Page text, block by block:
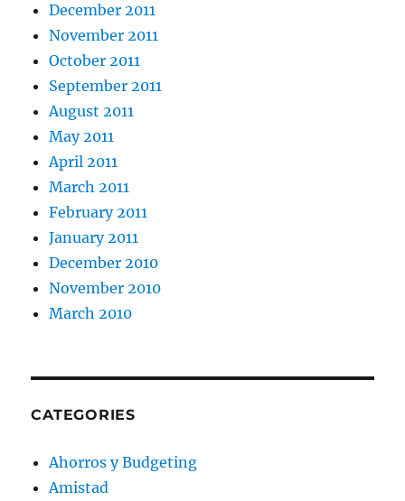
December 2011
November 2011
October 2011
September 2011
August 2011
May 2011
April 2011
March 2011
February 2011
January 2011
December 2010
November 2010
March 2010
CATEGORIES
Ahorros y Budgeting
Amistad